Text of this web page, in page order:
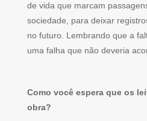
de vida que marcam
sociedade, para deixar
no futuro. Lembrando que a
uma falha que não deveria
Como você espera que os
obra?